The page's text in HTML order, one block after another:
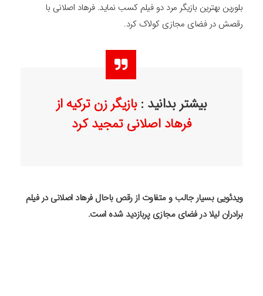
بلورین بهترین بازیگر مرد دو فیلم کسب نماید. فرهاد اصلانی با
رقصش در فضای مجازی کولاک کرد.
بیشتر بدانید : بازیگر زن ترکیه از
فرهاد اصلانی تمجید کرد
ویدئویی بسیار جالب و متفاوت از رقص باحال فرهاد اصلانی در فیلم
برادران لیلا در فضای مجازی پربازدید شده است.